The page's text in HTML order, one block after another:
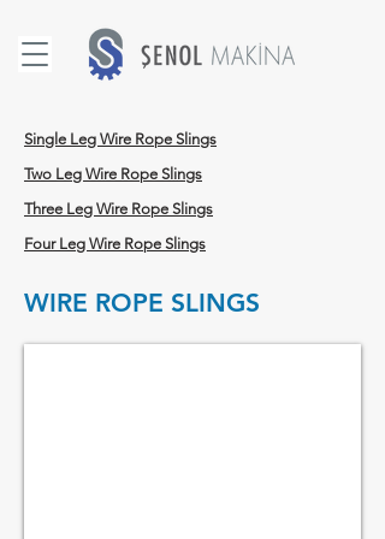
Single Leg Wire Rope Slings
Two Leg Wire Rope Slings
Three Leg Wire Rope Slings
Four Leg Wire Rope Slings
WIRE ROPE SLINGS